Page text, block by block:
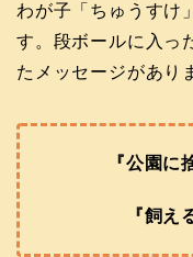
わが子「ちゅうすけ
す。段ボールに入っ
たメッセージがあり
『公園に
『飼え